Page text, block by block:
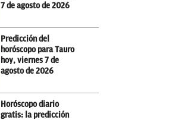
7 de agosto de 2026
Predicción del
horóscopo para Tauro
hoy, viernes 7 de
agosto de 2026
Horóscopo diario
gratis: la predicción